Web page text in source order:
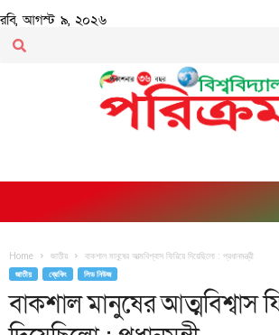
রবি, আগস্ট ৯, ২০২৬
Home জাতীয় বাকশাল মানুষের আত্মবিশ্বাস ফিরিয়ে দিয়েছিলো : প্রধানমন্ত্রী
জাতীয় ব্রেকিং লিড নিউজ
বাকশাল মানুষের আত্মবিশ্বাস